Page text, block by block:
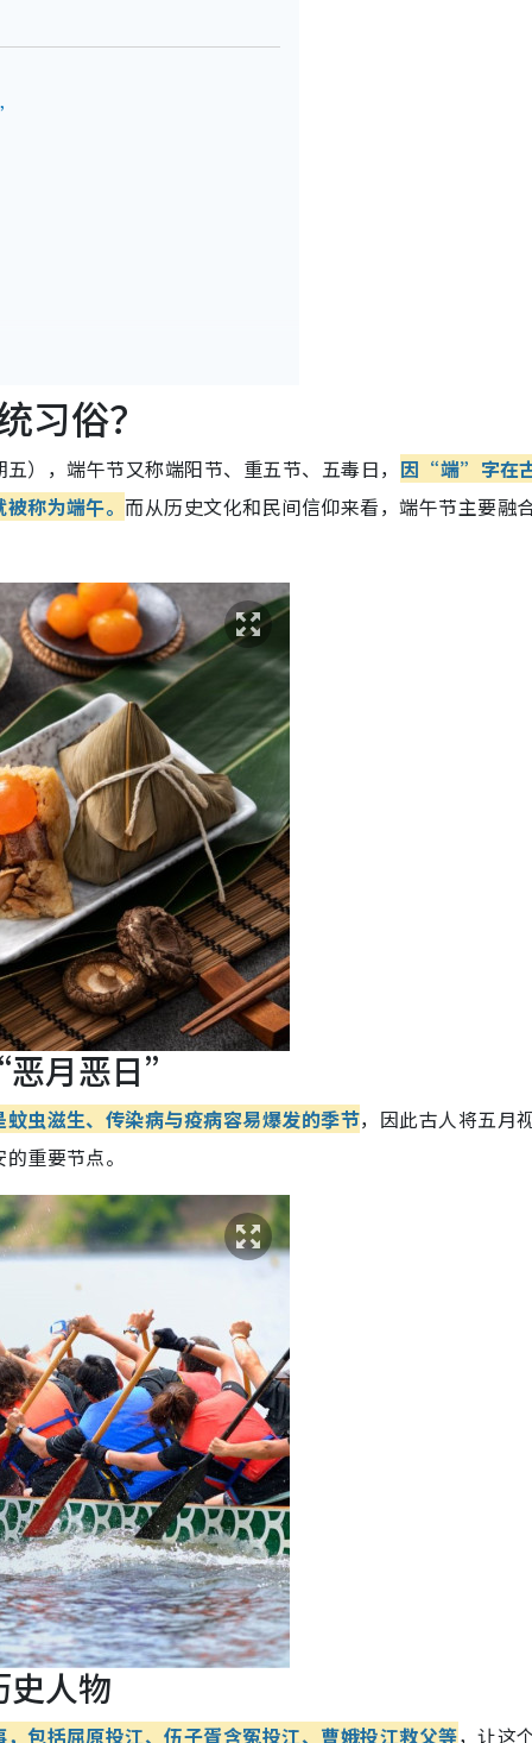
运？
穿搭
习俗？
），端午节又称端阳节、重五节、五毒日， 因“端”字在
被称为端午。而从历史文化和民间信仰来看，端午节主要融
月恶日”
虫滋生、传染病与疫病容易爆发的季节，因此古人将五月
重要节点。
史人物
包括屈原投江、伍子胥含冤投江、曹娥投江救父等，让这